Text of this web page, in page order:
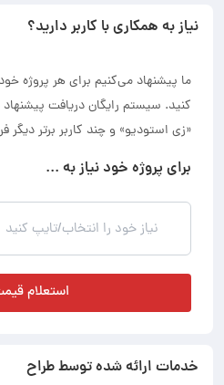
نیاز به همکاری با کاربر دارید؟
ما پیشنهاد می‌کنیم برای هر پروژه
کنید. سیستم رایگان دریافت پیشنهاد
«زی استودیو» و چند کاربر برتر دیگر
برای پروژه خود نیاز به ...
استعلام
خدمات ارائه شده توسط طراح